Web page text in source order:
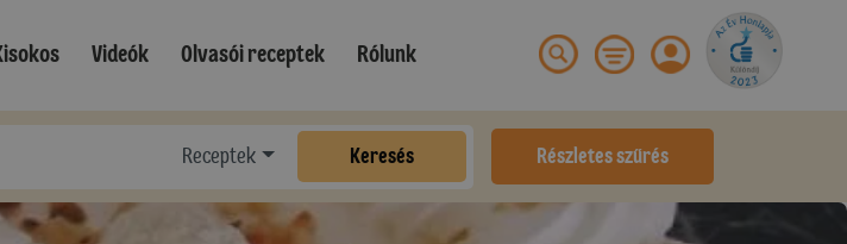
Videók Olvasói receptek Rólunk
Receptek Keresés Részletes szűrés